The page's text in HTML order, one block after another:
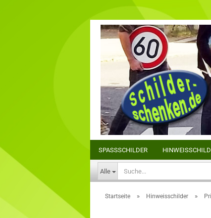
Alle
SPASSSCHILDER
Startseite » Hinweisschilder »